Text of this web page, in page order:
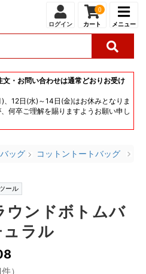
ログイン
0
カート メニュー
文・お問い合わせは通常どおりお受け
12日(水)～14日(金)はお休みとなりま
何卒ご理解を賜りますようお願い申し
ッグ コットントートバッグ
ール
ウンドボトムバ
ラル
件）